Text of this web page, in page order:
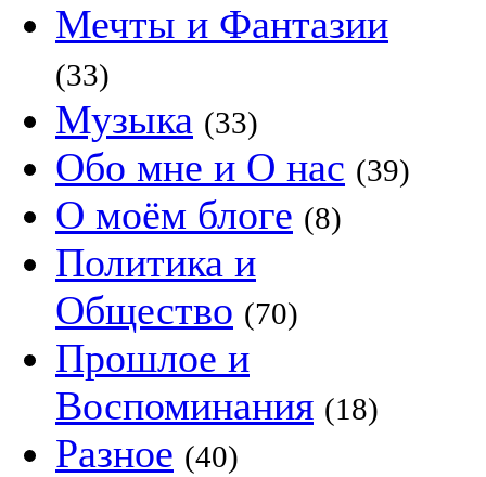
Мечты и Фантазии
(33)
Музыка (33)
Обо мне и О нас (39)
О моём блоге (8)
Политика и
Общество (70)
Прошлое и
Воспоминания (18)
Разное (40)